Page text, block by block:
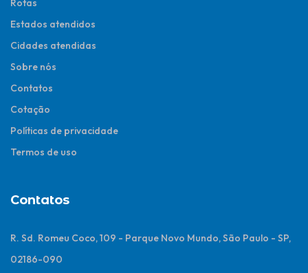
Estados atendidos
Cidades atendidas
Sobre nós
Contatos
Cotação
Políticas de privacidade
Termos de uso
Contatos
R. Sd. Romeu Coco, 109 - Parque Novo Mundo, São Paulo - SP,
02186-090